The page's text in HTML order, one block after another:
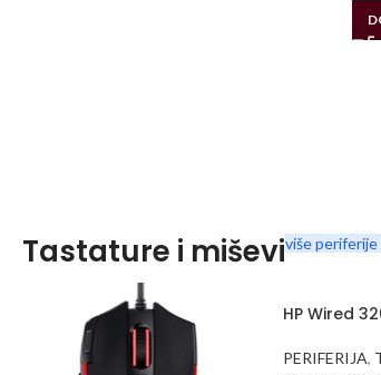
Tastature i miševiviše periferije
HP Wired
PERIFERIJA,